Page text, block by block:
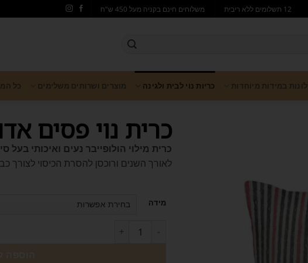
12 תשלומים ללא ריבית משלוחים חינם בקניה מעל 450 ש"ח
וילונות במידות מיוחדות כריות נוי לבית ולגינה מוצרים ושרותים משלימים כל
כרית נוי פסים
כרית מילוי הולופייבר נעים ואיכותי בעל
לאורך השנים ורוכסן להסרת הכיסוי לצורך
מידה